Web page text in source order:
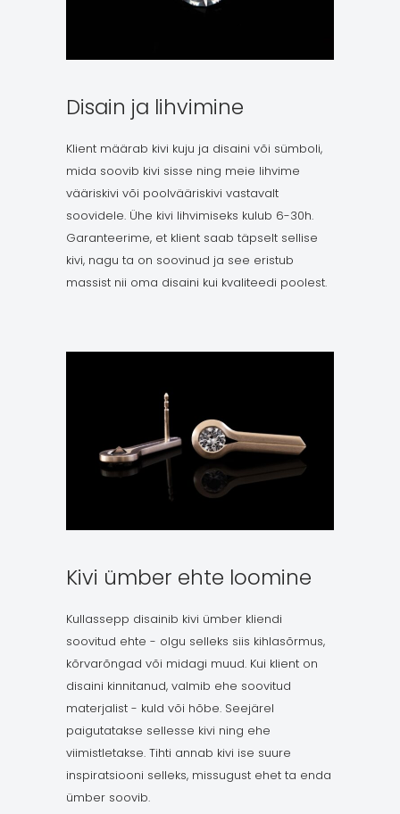
Disain ja lihvimine
Klient määrab kivi kuju ja disaini või sümboli,
mida soovib kivi sisse ning meie lihvime
vääriskivi või poolvääriskivi vastavalt
soovidele. Ühe kivi lihvimiseks kulub 6-30h.
Garanteerime, et klient saab täpselt sellise
kivi, nagu ta on soovinud ja see eristub
massist nii oma disaini kui kvaliteedi poolest.
Kivi ümber ehte loomine
Kullassepp disainib kivi ümber kliendi
soovitud ehte - olgu selleks siis kihlasõrmus,
kõrvarõngad või midagi muud. Kui klient on
disaini kinnitanud, valmib ehe soovitud
materjalist - kuld või hõbe. Seejärel
paigutatakse sellesse kivi ning ehe
viimistletakse. Tihti annab kivi ise suure
inspiratsiooni selleks, missugust ehet ta enda
ümber soovib.